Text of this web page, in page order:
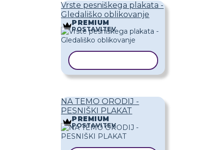
Vrste pesniškega plakata -
Gledališko oblikovanje
PREMIUM
POSTAVITEV
NA TEMO ORODIJ -
PESNIŠKI PLAKAT
PREMIUM
POSTAVITEV